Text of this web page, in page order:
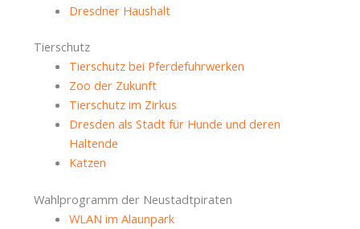
Dresdner Haushalt
Tierschutz
Tierschutz bei Pferdefuhrwerken
Zoo der Zukunft
Tierschutz im Zirkus
Dresden als Stadt für Hunde und deren
Haltende
Katzen
Wahlprogramm der Neustadtpiraten
WLAN im Alaunpark